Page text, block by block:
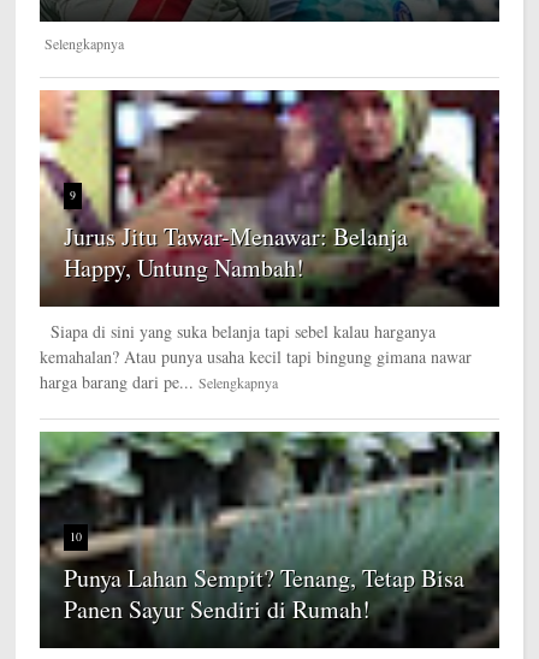
Selengkapnya
9
Jurus Jitu Tawar-Menawar: Belanja
Happy, Untung Nambah!
Siapa di sini yang suka belanja tapi sebel kalau harganya
kemahalan? Atau punya usaha kecil tapi bingung gimana nawar
harga barang dari pe... Selengkapnya
10
Punya Lahan Sempit? Tenang, Tetap Bisa
Panen Sayur Sendiri di Rumah!